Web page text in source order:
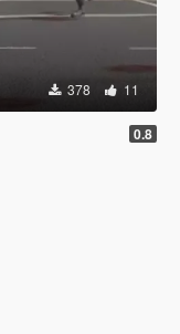
378 11
0.8